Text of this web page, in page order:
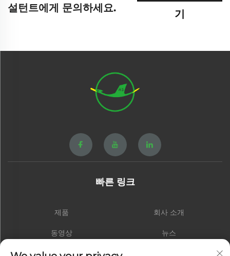
설턴트에게 문의하세요.
기
빠른 링크
제품 회사 소개
동영상 뉴스
연락처